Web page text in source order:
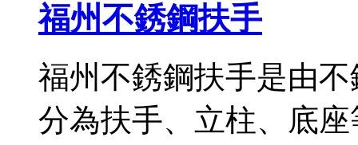
福州不銹鋼扶手
福州不銹鋼扶手是由
分為扶手、立柱、底